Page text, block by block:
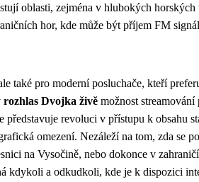
oblasti, zejména v hlubokých horských
hor, kde může být příjem FM
také pro moderní posluchače, kteří
rozhlas Dvojka živě možnost
představuje revoluci v přístupu k obsahu
omezení. Nezáleží na tom, zda se
na Vysočině, nebo dokonce v
kdykoli a odkudkoli, kde je k dispozici